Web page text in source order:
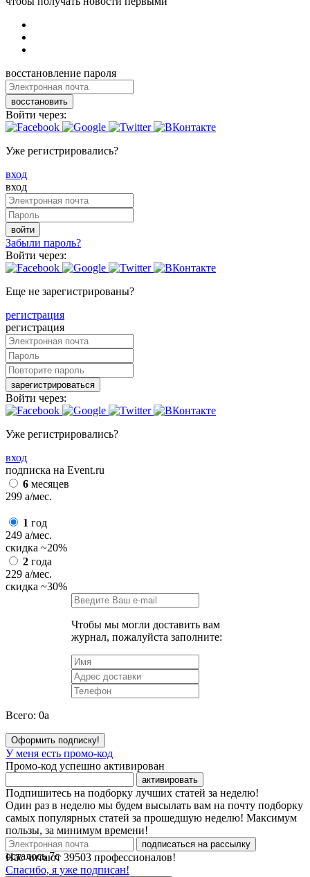
восстановление пароля
восстановить
Войти через:
Уже регистрировались?
вход
вход
войти
Забыли пароль?
Войти через:
Еще не зарегистрированы?
регистрация
регистрация
зарегистрироваться
Войти через:
Уже регистрировались?
вход
подписка на Event.ru
6 месяцев
299 a/мес.
1 год
249 a/мес.
скидка ~20%
2 года
229 a/мес.
скидка ~30%
Чтобы мы могли доставить вам
журнал, пожалуйста заполните:
Всего: 0a
Оформить подписку!
У меня есть промо-код
Промо-код успешно активирован
активировать
Подпишитесь на подборку лучших статей за неделю!
Один раз в неделю мы будем высылать вам на почту подборку
самых популярных статей за прошедшую неделю! Максимум
пользы, за минимум времени!
подписаться на рассылку
Нас читают 39503 профессионалов!
Спасибо, я уже подписан!
осталось7с